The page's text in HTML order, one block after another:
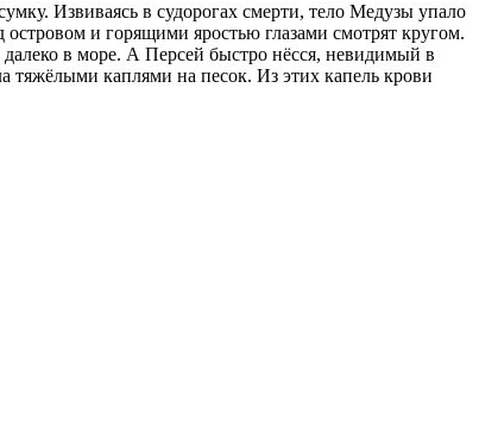
Извиваясь в судорогах смерти, тело Медузы упало
и горящими яростью глазами смотрят кругом.
в море. А Персей быстро нёсся, невидимый в
каплями на песок. Из этих капель крови